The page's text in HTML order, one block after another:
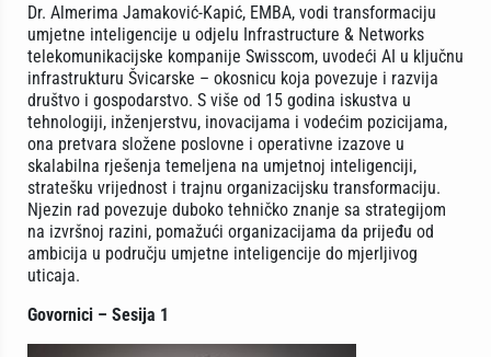
Dr. Almerima Jamaković-Kapić, EMBA, vodi transformaciju
umjetne inteligencije u odjelu Infrastructure & Networks
telekomunikacijske kompanije Swisscom, uvodeći AI u ključnu
infrastrukturu Švicarske – okosnicu koja povezuje i razvija
društvo i gospodarstvo. S više od 15 godina iskustva u
tehnologiji, inženjerstvu, inovacijama i vodećim pozicijama,
ona pretvara složene poslovne i operativne izazove u
skalabilna rješenja temeljena na umjetnoj inteligenciji,
stratešku vrijednost i trajnu organizacijsku transformaciju.
Njezin rad povezuje duboko tehničko znanje sa strategijom
na izvršnoj razini, pomažući organizacijama da prijeđu od
ambicija u području umjetne inteligencije do mjerljivog
uticaja.
Govornici – Sesija 1